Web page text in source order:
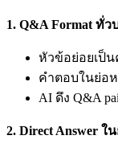
1. Q&A Format ทั่
หัวข้อย่อยเป็น
คำตอบในย่อห
AI ดึง Q&A
2. Direct Answer ใ